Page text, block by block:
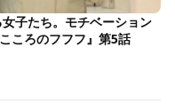
子たち。モチベーション
ころのフフフ』第5話